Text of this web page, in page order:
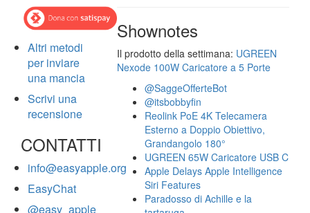
Altri metodi
per inviare
una mancia
Scrivi una
recensione
CONTATTI
info@easyapple.org
EasyChat
@easy_apple
Shownotes
Il prodotto della settimana: UGREEN
Nexode 100W Caricatore a 5 Porte
@SaggeOfferteBot
@itsbobbyfin
Reolink PoE 4K Telecamera
Esterno a Doppio Obiettivo,
Grandangolo 180°
UGREEN 65W Caricatore USB C
Apple Delays Apple Intelligence
Siri Features
Paradosso di Achille e la